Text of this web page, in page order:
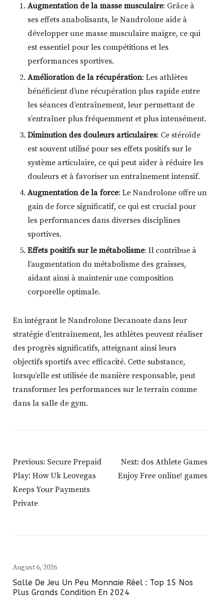
Augmentation de la masse musculaire: Grâce à
ses effets anabolisants, le Nandrolone aide à
développer une masse musculaire maigre, ce qui
est essentiel pour les compétitions et les
performances sportives.
Amélioration de la récupération: Les athlètes
bénéficient d’une récupération plus rapide entre
les séances d’entraînement, leur permettant de
s’entraîner plus fréquemment et plus intensément.
Diminution des douleurs articulaires: Ce stéroïde
est souvent utilisé pour ses effets positifs sur le
système articulaire, ce qui peut aider à réduire les
douleurs et à favoriser un entraînement intensif.
Augmentation de la force: Le Nandrolone offre un
gain de force significatif, ce qui est crucial pour
les performances dans diverses disciplines
sportives.
Effets positifs sur le métabolisme: Il contribue à
l’augmentation du métabolisme des graisses,
aidant ainsi à maintenir une composition
corporelle optimale.
En intégrant le Nandrolone Decanoate dans leur
stratégie d’entraînement, les athlètes peuvent réaliser
des progrès significatifs, atteignant ainsi leurs
objectifs sportifs avec efficacité. Cette substance,
lorsqu’elle est utilisée de manière responsable, peut
transformer les performances sur le terrain comme
dans la salle de gym.
Post
Navigation
Previous: Secure Prepaid
Play: How Uk Leovegas
Keeps Your Payments
Private
Next: dos Athlete Games
Enjoy Free online! games
August 6, 2026
Salle De Jeu Un Peu Monnaie Réel : Top 15 Nos
Plus Grands Condition En 2024